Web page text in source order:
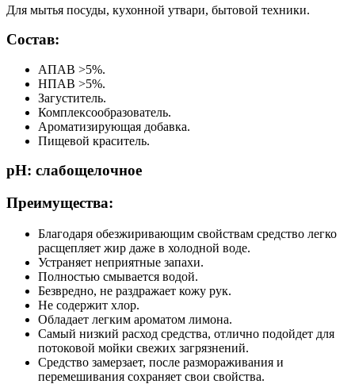
Для мытья посуды, кухонной утвари, бытовой техники.
Состав:
АПАВ >5%.
НПАВ >5%.
Загуститель.
Комплексообразователь.
Ароматизирующая добавка.
Пищевой краситель.
pH: слабощелочное
Преимущества:
Благодаря обезжиривающим свойствам средство легко
расщепляет жир даже в холодной воде.
Устраняет неприятные запахи.
Полностью смывается водой.
Безвредно, не раздражает кожу рук.
Не содержит хлор.
Обладает легким ароматом лимона.
Самый низкий расход средства, отлично подойдет для
потоковой мойки свежих загрязнений.
Средство замерзает, после размораживания и
перемешивания сохраняет свои свойства.